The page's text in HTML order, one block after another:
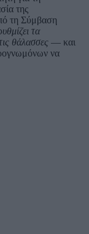
της
τη Σύμβαση
τα
θάλασσες — και
να